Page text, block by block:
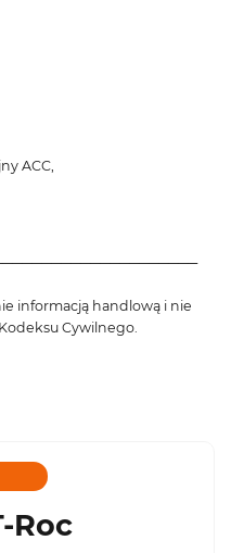
ACC,
informacją handlową i nie
Cywilnego.
Roc